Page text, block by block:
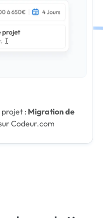
: Migration de
Codeur.com